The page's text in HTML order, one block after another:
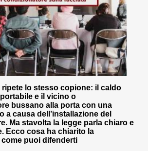
ripete lo stesso copione: il caldo
e il vicino o
bussano alla porta con una
a causa dell’installazione del
Ma stavolta la legge parla chiaro e
Ecco cosa ha chiarito la
come puoi difenderti